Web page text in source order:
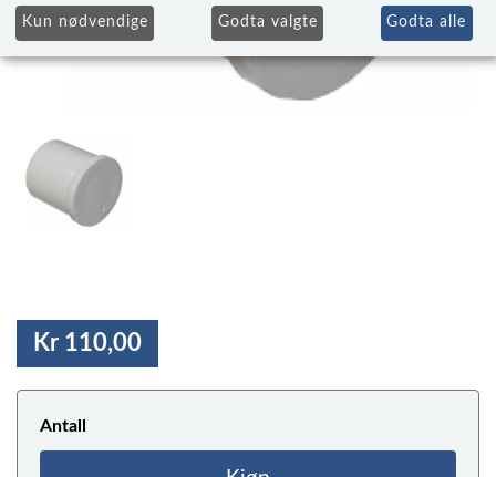
Kr 110,00
Antall
Kun nødvendige Godta valgte Godta alle